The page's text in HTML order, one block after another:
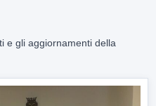
e gli aggiornamenti della